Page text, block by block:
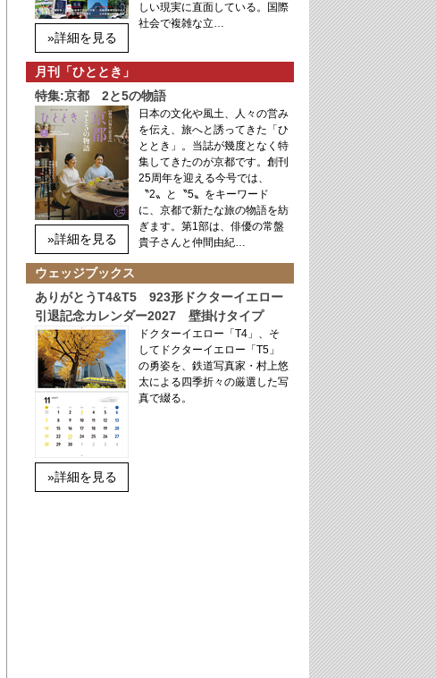
»詳細を見る
しい現実に直面している。国際
社会で複雑な立…
月刊「ひととき」
特集:京都 2と5の物語
»詳細を見る
日本の文化や風土、人々の営み
を伝え、旅へと誘ってきた「ひ
ととき」。当誌が幾度となく特
集してきたのが京都です。創刊
25周年を迎える今号では、
〝2〟と〝5〟をキーワード
に、京都で新たな旅の物語を紡
ぎます。第1部は、俳優の常盤
貴子さんと仲間由紀…
ウェッジブックス
ありがとうT4&T5 923形ドクターイエロー
引退記念カレンダー2027 壁掛けタイプ
»詳細を見る
ドクターイエロー「T4」、そ
してドクターイエロー「T5」
の勇姿を、鉄道写真家・村上悠
太による四季折々の厳選した写
真で綴る。